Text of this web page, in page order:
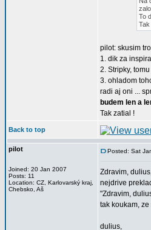
To
Tak
pilot: skusim
1. dik za
2. Stripky,
3. ohladom
radi aj oni ...
budem len a
Tak zatial !
Back to top
pilot
Joined: 20 Jan 2007
Posts: 11
Location: CZ, Karlovarský kraj,
Chebsko, Aš
Posted: Sat
Zdravim,
nejdrive
"Zdravim,
tak koukam,
dulius,